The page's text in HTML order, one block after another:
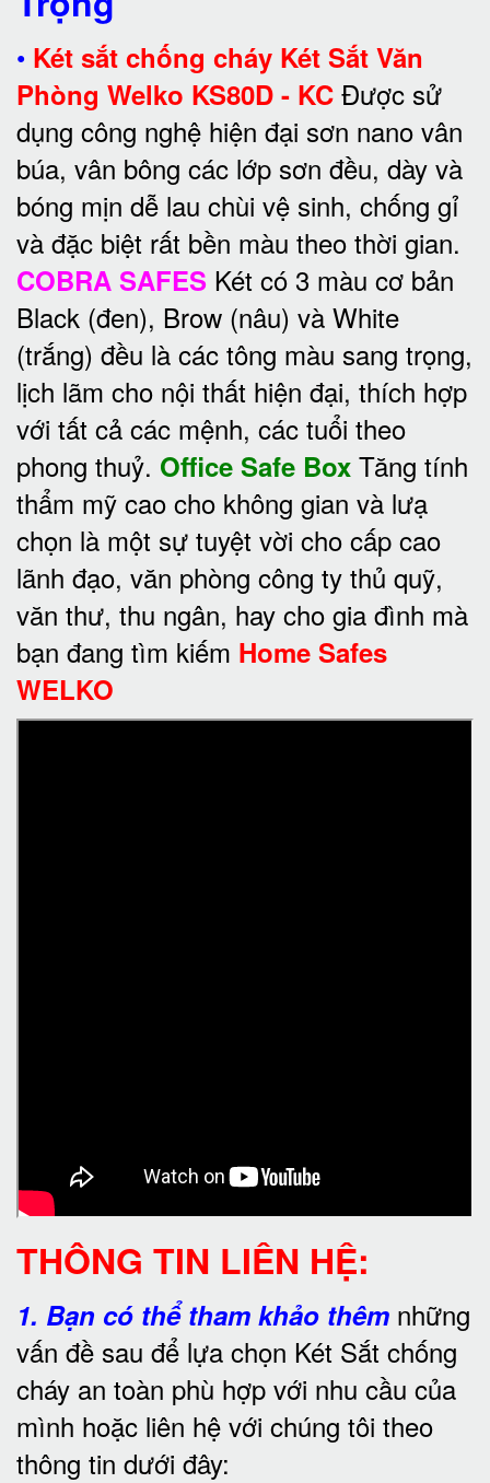
• Két sắt chống cháy Két Sắt Văn
Phòng Welko KS80D - KC Được sử
dụng công nghệ hiện đại sơn nano vân
búa, vân bông các lớp sơn đều, dày và
bóng mịn dễ lau chùi vệ sinh, chống gỉ
và đặc biệt rất bền màu theo thời gian.
COBRA SAFES Két có 3 màu cơ bản
Black (đen), Brow (nâu) và White
(trắng) đều là các tông màu sang trọng,
lịch lãm cho nội thất hiện đại, thích hợp
với tất cả các mệnh, các tuổi theo
phong thuỷ. Office Safe Box Tăng tính
thẩm mỹ cao cho không gian và lưạ
chọn là một sự tuyệt vời cho cấp cao
lãnh đạo, văn phòng công ty thủ quỹ,
văn thư, thu ngân, hay cho gia đình mà
bạn đang tìm kiếm Home Safes
WELKO
THÔNG TIN LIÊN HỆ:
1. Bạn có thể tham khảo thêm những
vấn đề sau để lựa chọn Két Sắt chống
cháy an toàn phù hợp với nhu cầu của
mình hoặc liên hệ với chúng tôi theo
thông tin dưới đây: